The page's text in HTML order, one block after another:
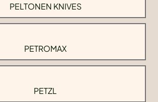
PELTONEN KNIVES
PETROMAX
PETZL